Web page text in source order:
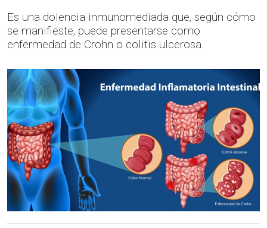
Es una dolencia inmunomediada que, según cómo
se manifieste, puede presentarse como
enfermedad de Crohn o colitis ulcerosa.